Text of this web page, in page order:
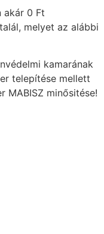
akár 0 Ft
melyet az alábbi
kamarának
telepítése mellett
MABISZ minősitése!